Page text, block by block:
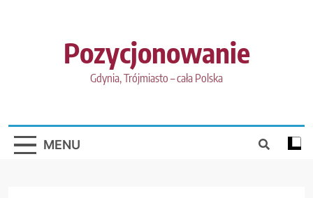
Pozycjonowanie
Gdynia, Trójmiasto – cała Polska
MENU